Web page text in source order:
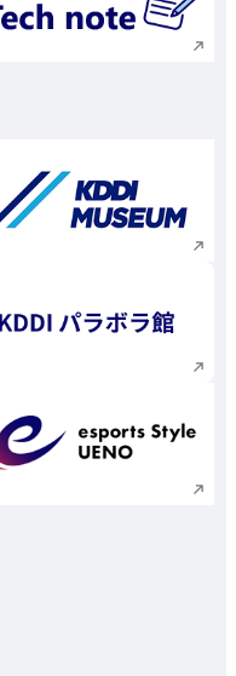
新規ウィンドウで
新規ウィンドウで
新規ウィンドウで
新規ウィンドウで